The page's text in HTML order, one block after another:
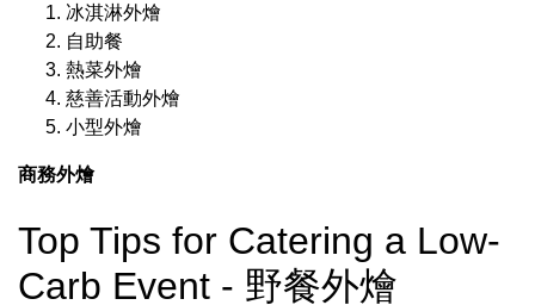
冰淇淋外燴
自助餐
熱菜外燴
慈善活動外燴
小型外燴
商務外燴
Top Tips for Catering a Low-
Carb Event - 野餐外燴